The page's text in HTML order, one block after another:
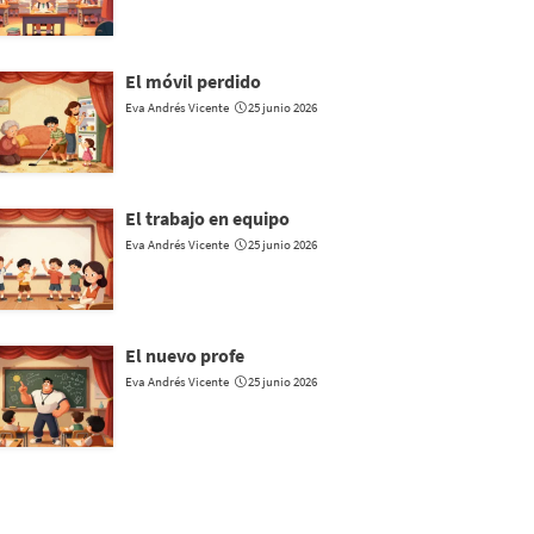
El móvil perdido
Eva Andrés Vicente 25 junio 2026
El trabajo en equipo
Eva Andrés Vicente 25 junio 2026
El nuevo profe
Eva Andrés Vicente 25 junio 2026